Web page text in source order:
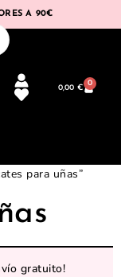
A 90€
0,00 € 0
para uñas”
gratuito!